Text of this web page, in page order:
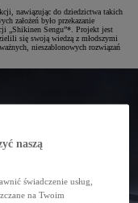
nawiązując do dziedzictwa takich
założeń było przekazanie
„Shikinen Sengu”*. Projekt jest
się swoją wiedzą z młodszymi
nieszablonowych rozwiązań
naszą
świadczenie usług,
na Twoim